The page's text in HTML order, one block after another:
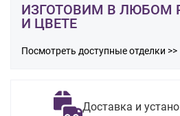
ИЗГОТОВИМ В ЛЮБОМ
И ЦВЕТЕ
Посмотреть доступные отделки >>
Доставка и